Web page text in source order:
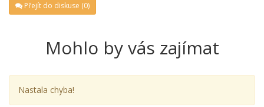
Přejít do diskuse (0)
Mohlo by vás zajímat
Nastala chyba!